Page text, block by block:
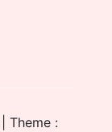
|Theme :